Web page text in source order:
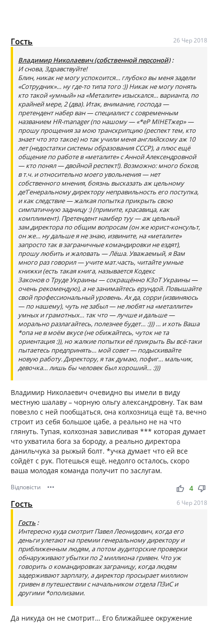
Гость 26 Чер 2018
Владимир Николаевич (собственной персоной):
И снова, Здравствуйте!
Блин, никак не могу успокоится… глубоко вы меня задели
«Сотрудник»… ну где-то типа того :)) Никак не могу понять
кто такой «умный» на «Металите» изыскался… варианта, по
крайней мере, 2 (два). Итак, внимание, господа —
претендент набер ван — специалист с современным
названием HR-manager (по нашому — «*еР МІНЕТжер» —
прошу прощения за мою транскрипцию (респект тем, кто
знает что это такое) но так учили меня английскому аж 10
лет (недостатки системы образования СССР), а плюс ещё
общение по работе в «металите» с Анной Алексендровной
— кто понял — двойной респект!). Возможно: много боков,
в т.ч. и относительно моего увольнения — нет
собственного мнения, боязнь высказать аж цельному
де’Генеральному директору неправильность его поступка,
и как следствие — жалкая попытка прикрыть свою
симпатичную задницу :) (примите, красавица, как
комплимент). Претендент намбер туу — аж цельный
зам.директора по общим вопросам (он же юрист-консульт,
он же… ну дальше я не знаю, извините, на «металите»
запросто так в заграничные командировки не ездят),
прошу любить и жаловать — Лёша. Уважаемый, я Вам
много раз говорил — учите мат.часть, читайте умные
книжки (есть такая книга, называется Кодекс
Законов о Труде Украины — сокращённо КЗоТ Украины —
очень рекомендую), а не занимайтесь ерундой. Повышайте
свой профессиональный уровень. Ах да, сорри (извиняюсь
— по нашему), чуть не забыл — не любят на «металлите»
умных и грамотных… так что — лучше и дальше —
морально разлагайтесь, полезнее будет… :))) … и хоть Ваша
*опа не в моём вкусе (не обижайтесь, чуток не та
ориентация :)), но жалкие попытки её прикрыть Вы всё-таки
пытаетесь предпринять… мой совет — подыскивайте
новую работу. Директору, я так думаю, пофиг… мальчик,
девочка… лишь бы человек был хороший… :)))
Владимир Николаевич очевидно вы имели в виду
местную шалаву – чорную ольгу александровну. Так вам
повезло с ней пообщаться, она колхозница ещё та, вечно
строит из себя большое цабе, а реально не на что
глянуть. Тупая, колхозная зависливая *** которая думает
что ухватила бога за бороду, а реально директора
данильчука за рыжый болт. *учка думает что ей все
сойдёт с рук. Потешься ещё, недолго осталось, скоро
ваша молодая команда получит по заслугам.
Відповісти ••• thumb_up thumb_down
4
Гость 6 Чер 2018
Гость :
Интересно куда смотрит Павел Леонидович, когда его
деньги улетают на премии генеральному директору и
приближенным людям, а потом аудиторские проверки
обнаруживают убытки по 2 миллиона гривен. Что уж
говорить о командировках заграницу, когда людям
задерживают зарплату, а директор просырает миллион
гривен в путешествии с начальником отдела ПЗиС и
другими *ополизами.
Да никуда он не смотрит… Его ближайшее окружение